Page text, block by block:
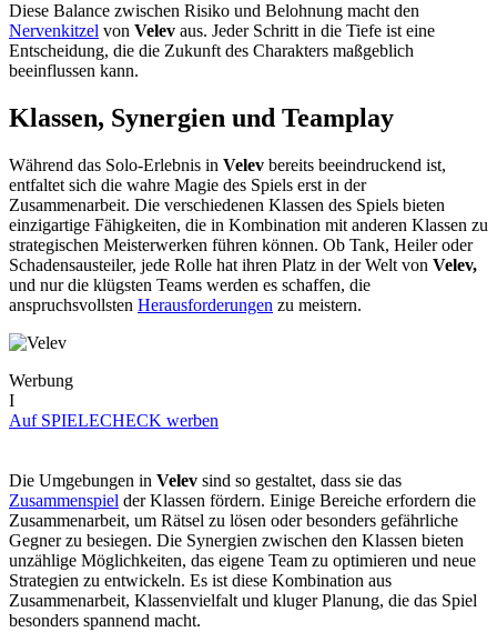
Diese Balance zwischen Risiko und Belohnung macht den
Nervenkitzel von Velev aus. Jeder Schritt in die Tiefe ist eine
Entscheidung, die die Zukunft des Charakters maßgeblich
beeinflussen kann.
Klassen, Synergien und Teamplay
Während das Solo-Erlebnis in Velev bereits beeindruckend ist,
entfaltet sich die wahre Magie des Spiels erst in der
Zusammenarbeit. Die verschiedenen Klassen des Spiels bieten
einzigartige Fähigkeiten, die in Kombination mit anderen Klassen zu
strategischen Meisterwerken führen können. Ob Tank, Heiler oder
Schadensausteiler, jede Rolle hat ihren Platz in der Welt von Velev,
und nur die klügsten Teams werden es schaffen, die
anspruchsvollsten Herausforderungen zu meistern.
Werbung
I
Auf SPIELECHECK werben
Die Umgebungen in Velev sind so gestaltet, dass sie das
Zusammenspiel der Klassen fördern. Einige Bereiche erfordern die
Zusammenarbeit, um Rätsel zu lösen oder besonders gefährliche
Gegner zu besiegen. Die Synergien zwischen den Klassen bieten
unzählige Möglichkeiten, das eigene Team zu optimieren und neue
Strategien zu entwickeln. Es ist diese Kombination aus
Zusammenarbeit, Klassenvielfalt und kluger Planung, die das Spiel
besonders spannend macht.